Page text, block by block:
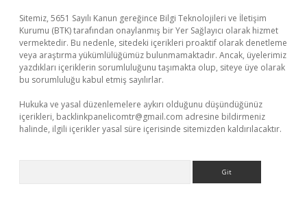
Sitemiz, 5651 Sayılı Kanun gereğince Bilgi Teknolojileri ve İletişim
Kurumu (BTK) tarafından onaylanmış bir Yer Sağlayıcı olarak hizmet
vermektedir. Bu nedenle, sitedeki içerikleri proaktif olarak denetleme
veya araştırma yükümlülüğümüz bulunmamaktadır. Ancak, üyelerimiz
yazdıkları içeriklerin sorumluluğunu taşımakta olup, siteye üye olarak
bu sorumluluğu kabul etmiş sayılırlar.
Hukuka ve yasal düzenlemelere aykırı olduğunu düşündüğünüz
içerikleri, backlinkpanelicomtr@gmail.com adresine bildirmeniz
halinde, ilgili içerikler yasal süre içerisinde sitemizden kaldırılacaktır.